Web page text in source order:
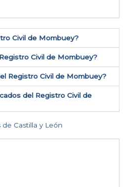
Civil de Mombuey​?
Civil de Mombuey?
Registro Civil de Mombuey​?
del Registro Civil de
Castilla y León